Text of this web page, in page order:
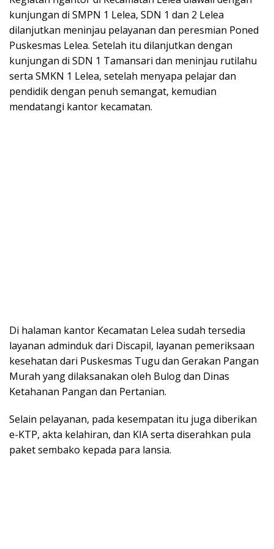
kunjungan di SMPN 1 Lelea, SDN 1 dan 2 Lelea
dilanjutkan meninjau pelayanan dan peresmian Poned
Puskesmas Lelea. Setelah itu dilanjutkan dengan
kunjungan di SDN 1 Tamansari dan meninjau rutilahu
serta SMKN 1 Lelea, setelah menyapa pelajar dan
pendidik dengan penuh semangat, kemudian
mendatangi kantor kecamatan.
Di halaman kantor Kecamatan Lelea sudah tersedia
layanan adminduk dari Discapil, layanan pemeriksaan
kesehatan dari Puskesmas Tugu dan Gerakan Pangan
Murah yang dilaksanakan oleh Bulog dan Dinas
Ketahanan Pangan dan Pertanian.
Selain pelayanan, pada kesempatan itu juga diberikan
e-KTP, akta kelahiran, dan KIA serta diserahkan pula
paket sembako kepada para lansia.